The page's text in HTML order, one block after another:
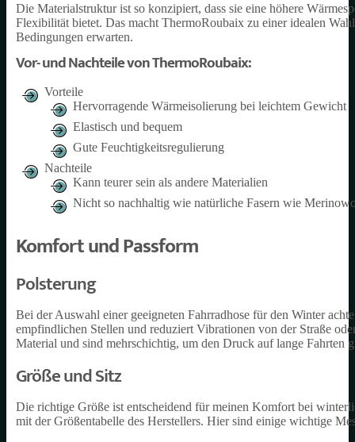
Die Materialstruktur ist so konzipiert, dass sie eine höhere
Flexibilität bietet. Das macht ThermoRoubaix zu einer idealen
Bedingungen erwarten.
Vor- und Nachteile von ThermoRoubaix:
Vorteile
Hervorragende Wärmeisolierung bei leichtem Gewicht
Elastisch und bequem
Gute Feuchtigkeitsregulierung
Nachteile
Kann teurer sein als andere Materialien
Nicht so nachhaltig wie natürliche Fasern wie
Komfort und Passform
Polsterung
Bei der Auswahl einer geeigneten Fahrradhose für den Winter
empfindlichen Stellen und reduziert Vibrationen von der Straße
Material und sind mehrschichtig, um den Druck auf lange Fahrten
Größe und Sitz
Die richtige Größe ist entscheidend für meinen Komfort bei
mit der Größentabelle des Herstellers. Hier sind einige wichtige